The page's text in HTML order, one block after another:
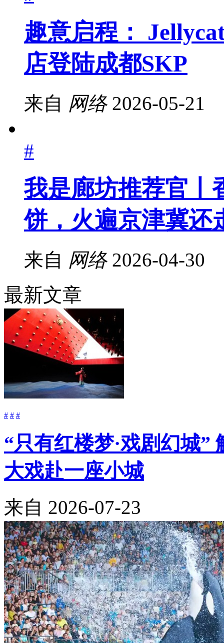
趣意启程：
店登陆成都SKP
来自 网络 2026-05-21
#
我是廊坊推荐官丨
饼，火遍京津冀还
来自 网络 2026-04-30
最新文章
# # #
“只有红楼梦·戏剧幻城”
大戏赴一座小城
来自 2026-07-23